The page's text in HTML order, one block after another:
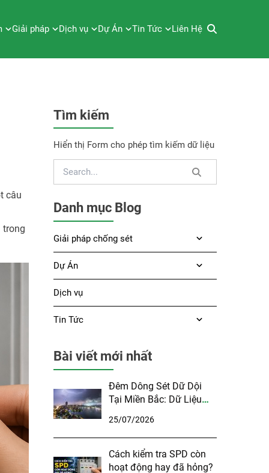
Giải pháp Dịch vụ Dự Án Tin Tức Liên Hệ
câu
trong
Tìm kiếm
Hiển thị Form cho phép tìm kiếm dữ liệu
Danh mục Blog
Giải pháp chống sét
Dự Án
Dịch vụ
Tin Tức
Bài viết mới nhất
Đêm Dông Sét Dữ Dội
Tại Miền Bắc: Dữ Liệu
Điều Cần Lưu Ý
25/07/2026
Cách kiểm tra SPD còn
hoạt động hay đã hỏng?